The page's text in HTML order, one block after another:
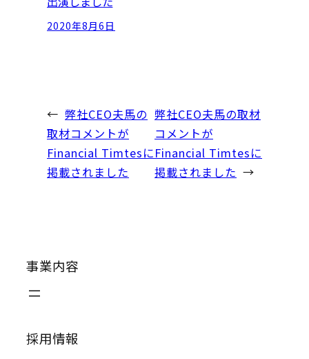
2020年8月6日
← 弊社CEO夫馬の
取材コメントが
Financial Timtesに
掲載されました
弊社CEO夫馬の取材
コメントが
Financial Timtesに
掲載されました →
事業内容
採用情報